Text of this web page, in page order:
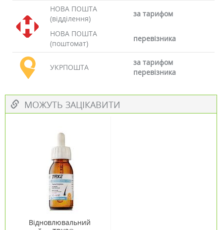
НОВА ПОШТА
(відділення)
за тарифом
НОВА ПОШТА
(поштомат)
перевізника
УКРПОШТА
за тарифом
перевізника
МОЖУТЬ ЗАЦІКАВИТИ
Відновлювальний